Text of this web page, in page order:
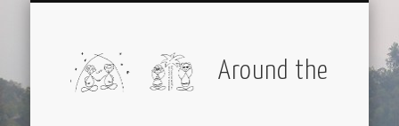
Around the